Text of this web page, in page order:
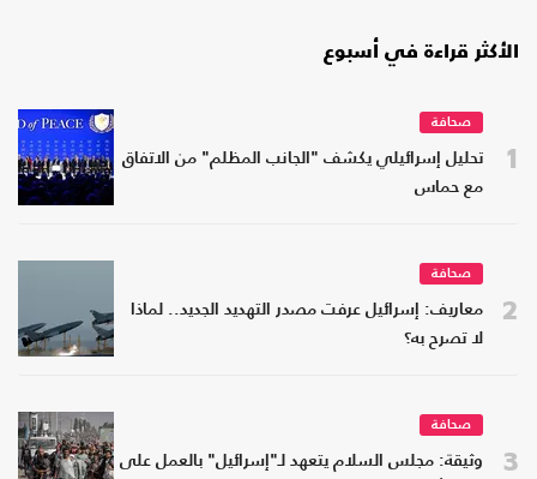
الأكثر قراءة في أسبوع
1
صحافة
تحليل إسرائيلي يكشف "الجانب المظلم" من الاتفاق
مع حماس
2
صحافة
معاريف: إسرائيل عرفت مصدر التهديد الجديد.. لماذا
لا تصرح به؟
3
صحافة
وثيقة: مجلس السلام يتعهد لـ"إسرائيل" بالعمل على